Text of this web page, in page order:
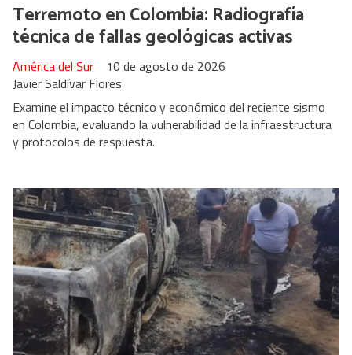
Terremoto en Colombia: Radiografía
técnica de fallas geológicas activas
Javier Saldívar Flores
América del Sur 10 de agosto de 2026
Examine el impacto técnico y económico del reciente sismo
en Colombia, evaluando la vulnerabilidad de la infraestructura
y protocolos de respuesta.